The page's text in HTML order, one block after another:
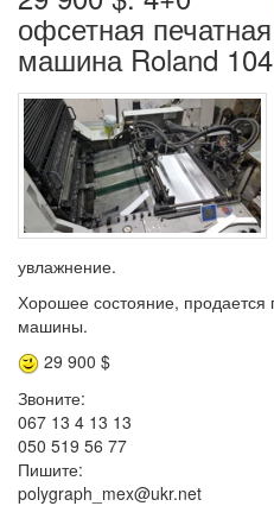
офсетная печатная
машина Roland
увлажнение.
Хорошее состояние, продается
машины.
29 900 $
Звоните:
067 13 4 13 13
050 519 56 77
Пишите:
polygraph_mex@ukr.net